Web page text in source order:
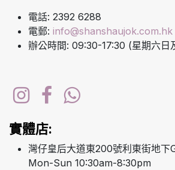
電話: 2392 6288
電郵: info@shanshaujok.com.hk
辦公時間: 09:30-17:30 (星期六日
實體店:
灣仔皇后大道東200號利東街地下
Mon-Sun 10:30am-8:30pm